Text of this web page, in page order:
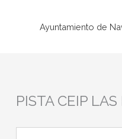
Ayuntamiento de
PISTA CEIP